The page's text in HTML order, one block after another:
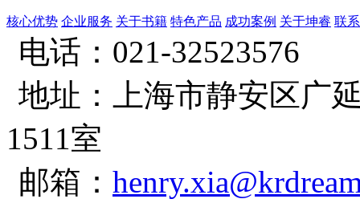
核心优势 企业服务 关于书籍 特色产品 成功案例 关于坤睿 联
电话：021-32523576
地址：上海市静安区广
1511室
邮箱：